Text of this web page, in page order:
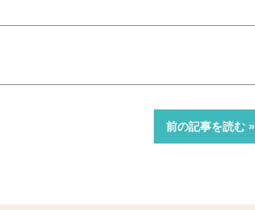
前の記事を読む »